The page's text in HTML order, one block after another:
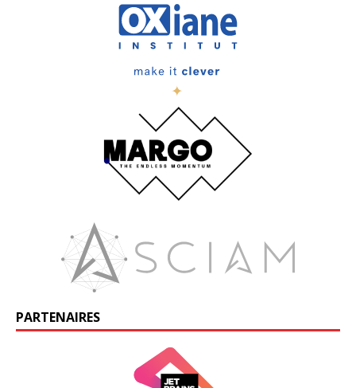
PARTENAIRES